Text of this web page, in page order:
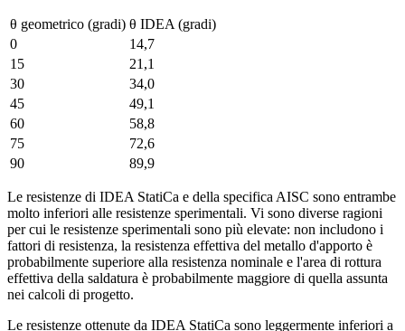
θ geometrico (gradi) θ IDEA (gradi)
0
14,7
15
21,1
30
34,0
45
49,1
60
58,8
75
72,6
90
89,9
Le resistenze di IDEA StatiCa e della specifica AISC sono entrambe
molto inferiori alle resistenze sperimentali. Vi sono diverse ragioni
per cui le resistenze sperimentali sono più elevate: non includono i
fattori di resistenza, la resistenza effettiva del metallo d'apporto è
probabilmente superiore alla resistenza nominale e l'area di rottura
effettiva della saldatura è probabilmente maggiore di quella assunta
nei calcoli di progetto.
Le resistenze ottenute da IDEA StatiCa sono leggermente inferiori a